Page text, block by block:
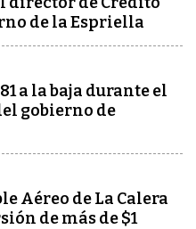
de la Espriella
a la baja durante el
gobierno de
Aéreo de La Calera
de más de $1